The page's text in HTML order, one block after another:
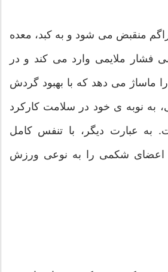
منقبض می شود و به کبد، معده
فشار ملایمی وارد می کند و در
ماساژ می دهد که با بهبود گردش
به نوبه ی خود در سلامت کارکرد
به عبارت دیگر، با تنفس کامل
اعضای شکمی را به نوعی ورزش